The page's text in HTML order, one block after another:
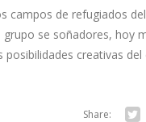
campos de refugiados
grupo se soñadores, hoy
posibilidades creativas
Share: